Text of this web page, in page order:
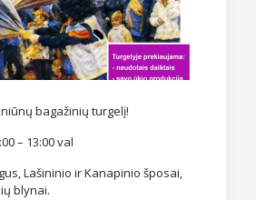
bagažinių turgelį!
– 13:00 val
Lašininio ir Kanapinio šposai,
blynai.